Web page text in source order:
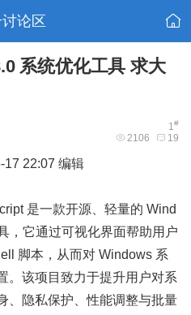
论区
系统优化工具 求大
1#
2106 19
17 22:07 编辑
是一款开源、轻量的 Wind
，它通过可视化界面帮助用户
脚本，从而对 Windows 系
。该项目致力于提升用户对系
、隐私保护、性能调整与批量